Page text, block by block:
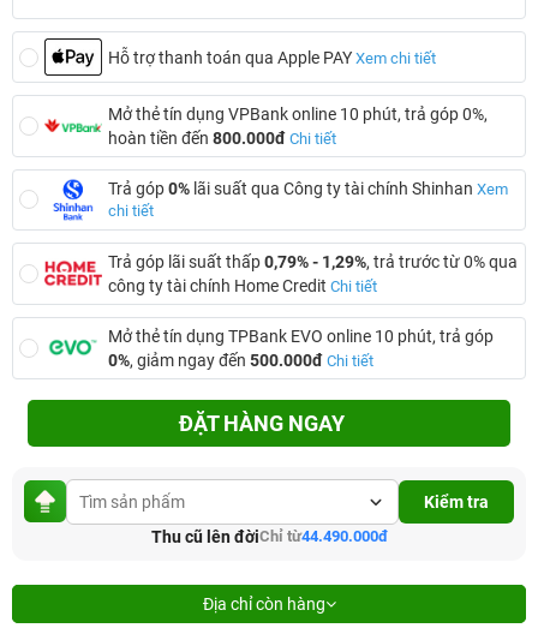
Hỗ trợ thanh toán qua Apple PAY Xem chi tiết
Mở thẻ tín dụng VPBank online 10 phút, trả góp 0%,
hoàn tiền đến 800.000đ Chi tiết
Trả góp0% lãi suất qua Công ty tài chính Shinhan Xem
chi tiết
Trả góp lãi suất thấp0,79% - 1,29%, trả trước từ 0% qua
công ty tài chính Home Credit Chi tiết
Mở thẻ tín dụng TPBank EVO online 10 phút, trả góp
0%, giảm ngay đến 500.000đ Chi tiết
ĐẶT HÀNG NGAY
Kiểm tra
Thu cũ lên đờiChỉ từ44.490.000đ
Địa chỉ còn hàng